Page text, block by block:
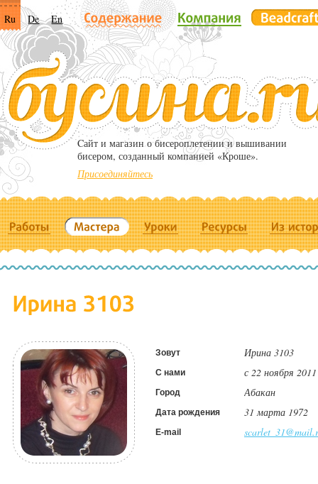
Ru De En
Cайт и магазин о бисероплетении и вышивании
бисером, созданный компанией «Кроше».
Присоединяйтесь
Зовут Ирина 3103
С нами с 22 ноября
Город Абакан
Дата рождения 31 марта 1972
E-mail